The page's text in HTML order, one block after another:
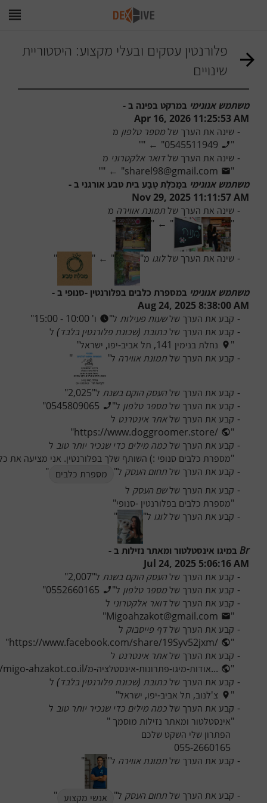
פלורנטין עסקים ובעלי מקצוע: היסטוריית
שינויים
משתמש אנונימי מרקט בפינה
Apr 16, 2026 11:25:53 AM
- שינה את הערך של מספר טלפון מ
"
0545511949
"
←
"
"
- שינה את הערך של דואר אלקטרוני מ
"
sharel98@gmail.com
"
←
"
"
משתמש אנונימי
מַכֹּלֶת טֶבַע בית טבע אורגני
Nov 29, 2025 11:11:57 AM
- שינה את הערך של תמונת אווירה מ
"
"
←
"
"
- שינה את הערך של לוגו מ"
"
←
"
"
משתמש אנונימי מספרת כלבים בפלורנטין -סנופי
Aug 24, 2025 8:38:00 AM
- קבע את הערך של שעות פעילות ל" ו' 10:00 - 15:00
"
- קבע את הערך של כתובת (שכונת פלורנטין בלבד) ל
"
נחלת בנימין 141, תל אביב-יפו, ישראל
"
- קבע את הערך של תמונת אווירה ל"
"
- קבע את הערך של העסק הוקם בשנת ל"
2,025
"
- קבע את הערך של מספר טלפון ל"
0545809065
"
- קבע את הערך של אתר אינטרנט ל
"
https://www.doggroomer.store/
"
- קבע את הערך של כמה מילים כדי שנכיר יותר טוב ל
"מספרת כלבים סנופי :) השותף שלך בפלורנטין. אני מציעה את כל
- קבע את הערך של תחום העסק ל" מספרת כלבים "
- קבע את הערך של שם העסק ל
"מספרת כלבים בפלורנטין -סנופי"
- קבע את הערך של לוגו ל"
"
Br מיגו אינסטלטור ומאתר נזילות
Jul 24, 2025 5:06:16 AM
- קבע את הערך של העסק הוקם בשנת ל"
2,007
"
- קבע את הערך של מספר טלפון ל"
0552660165
"
- קבע את הערך של דואר אלקטרוני ל
"
Migoahzakot@gmail.com
"
- קבע את הערך של דף פייסבוק ל
"
https://www.facebook.com/share/19Syv52jxm/
"
- קבע את הערך של אתר אינטרנט ל
"
https://migo-ahzakot.co.il/אודות-מיגו-פתרונות-אינסטלציה-מ...
- קבע את הערך של כתובת (שכונת פלורנטין בלבד) ל
"
צ'לנוב, תל אביב-יפו, ישראל"
- קבע את הערך של כמה מילים כדי שנכיר יותר טוב ל
"
055-2660165
"
- קבע את הערך של תמונת אווירה ל"
"
- קבע את הערך של תחום העסק ל" אנשי מקצוע "